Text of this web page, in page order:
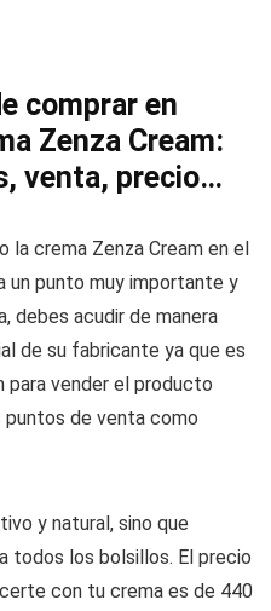
comprar en
Zenza Cream:
venta, precio…
la crema Zenza Cream en el
un punto muy importante y
debes acudir de manera
de su fabricante ya que es
para vender el producto
puntos de venta como
y natural, sino que
todos los bolsillos. El precio
con tu crema es de 440